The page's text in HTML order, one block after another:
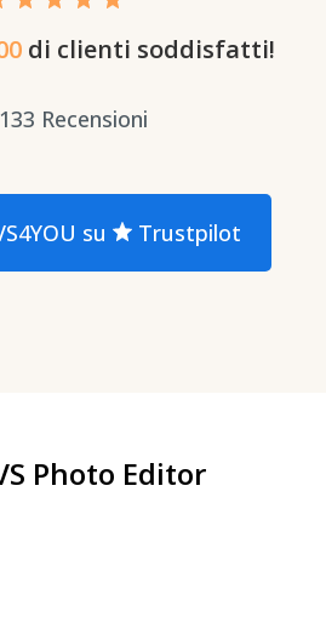
di clienti soddisfatti!
Recensioni
su Trustpilot
Photo Editor